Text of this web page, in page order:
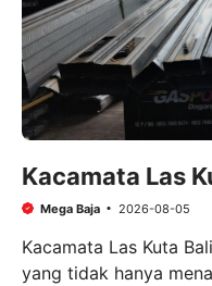
Kacamata Las
Mega Baja 2026-08-05
Kacamata Las Kuta
yang tidak hanya